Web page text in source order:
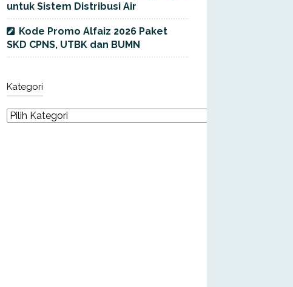
untuk Sistem Distribusi Air
Kode Promo Alfaiz 2026 Paket
SKD CPNS, UTBK dan BUMN
Kategori